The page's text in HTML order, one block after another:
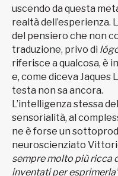
uscendo da questa
realtà dell’esperienza.
del pensiero che non
traduzione, privo di
riferisce a qualcosa, è
e, come diceva Jaques
testa non sa ancora.
L’intelligenza stessa
sensorialità, al
ne è forse un
neuroscienziato
sempre molto più ricca
inventati per